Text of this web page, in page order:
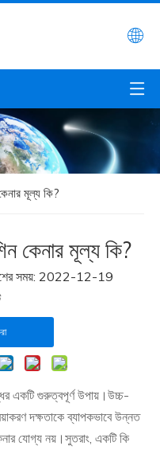
মূল্য কি?
কেনার মূল্য কি?
সময়: 2022-12-19
একটি গুরুত্বপূর্ণ উপায়।উচ্চ-
দক্ষতাকে ব্যাপকভাবে উন্নত
যোগ্য নয়।সুতরাং, একটি কি